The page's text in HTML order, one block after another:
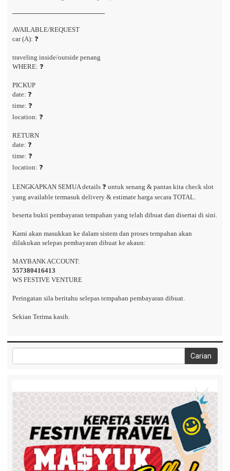
────────────────────
AVAILABLE/REQUEST
car (A): ❓
traveling inside/outside penang
WHERE: ❓
PICKUP
date: ❓
time: ❓
location: ❓
RETURN
date: ❓
time: ❓
location: ❓
LENGKAPKAN SEMUA details ❓ untuk senang & pantas kita check slot
yang available termasuk delivery & estimate harga secara TOTAL.
beserta bukti pembayaran tempahan yang telah dibuat dan disertai di sini.
Kami akan masukkan ke dalam sistem dan proses tempahan akan
dilakukan selepas pembayaran dibuat ke akaun:
MAYBANK ACCOUNT:
557380416413
WS FESTIVE VENTURE
Peringatan sila beritahu selepas tempahan pembayaran dibuat.
Sekian Terima kasih.